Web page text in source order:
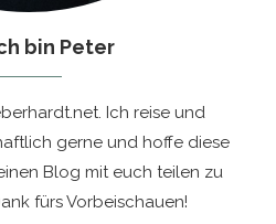
bin Peter
Ich reise und
gerne und hoffe diese
Blog mit euch teilen zu
fürs Vorbeischauen!